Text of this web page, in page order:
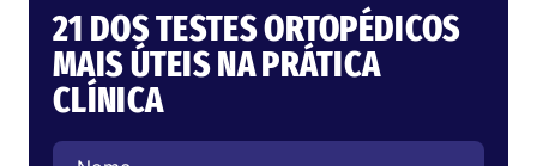
21 DOS TESTES ORTOPÉDICOS
MAIS ÚTEIS NA PRÁTICA
CLÍNICA